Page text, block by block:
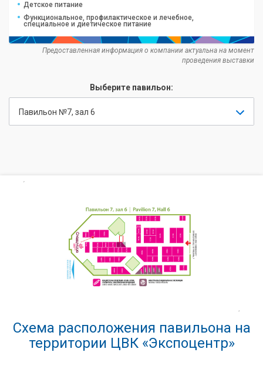
Детское питание
Функциональное, профилактическое и лечебное,
специальное и диетическое питание
Предоставленная информация о компании актуальна на момент
проведения выставки
Выберите павильон:
Павильон №7, зал 6
Схема расположения павильона на
территории ЦВК «Экспоцентр»